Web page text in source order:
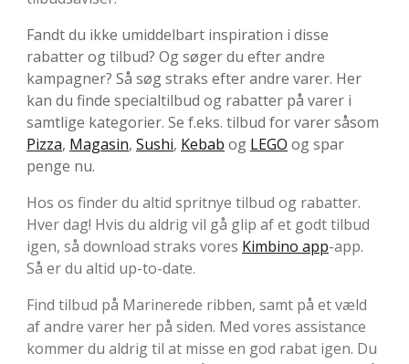
Fandt du ikke umiddelbart inspiration i disse
rabatter og tilbud? Og søger du efter andre
kampagner? Så søg straks efter andre varer. Her
kan du finde specialtilbud og rabatter på varer i
samtlige kategorier. Se f.eks. tilbud for varer såsom
Pizza, Magasin, Sushi, Kebab og LEGO og spar
penge nu.
Hos os finder du altid spritnye tilbud og rabatter.
Hver dag! Hvis du aldrig vil gå glip af et godt tilbud
igen, så download straks vores Kimbino app-app.
Så er du altid up-to-date.
Find tilbud på Marinerede ribben, samt på et væld
af andre varer her på siden. Med vores assistance
kommer du aldrig til at misse en god rabat igen. Du